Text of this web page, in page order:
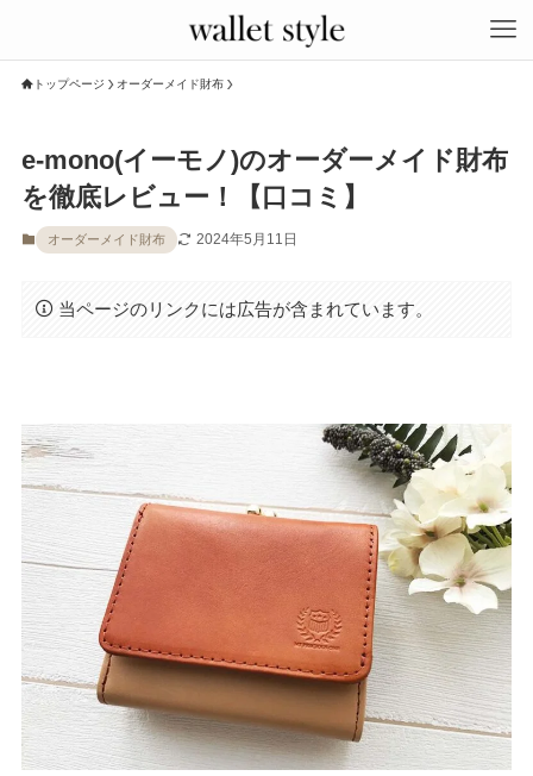
トップページ オーダーメイド財布
e-mono(イーモノ)のオーダーメイド財布
を徹底レビュー！【口コミ】
オーダーメイド財布 2024年5月11日
当ページのリンクには広告が含まれています。